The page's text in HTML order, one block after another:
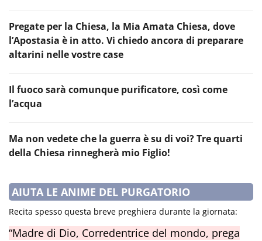
Pregate per la Chiesa, la Mia Amata Chiesa, dove
l’Apostasia è in atto. Vi chiedo ancora di preparare
altarini nelle vostre case
Il fuoco sarà comunque purificatore, così come
l’acqua
Ma non vedete che la guerra è su di voi? Tre quarti
della Chiesa rinnegherà mio Figlio!
AIUTA LE ANIME DEL PURGATORIO
Recita spesso questa breve preghiera durante la giornata:
“Madre di Dio, Corredentrice del mondo, prega